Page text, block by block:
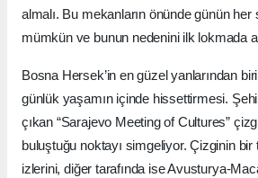
almalı. Bu mekanların önünde günün
mümkün ve bunun nedenini ilk lokmada
Bosna Hersek’in en güzel yanlarından
günlük yaşamın içinde hissettirmesi.
çıkan “Sarajevo Meeting of Cultures”
buluştuğu noktayı simgeliyor. Çizginin bir
izlerini, diğer tarafında ise Avusturya-